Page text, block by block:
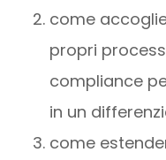
come
propri
compliance
in un
come